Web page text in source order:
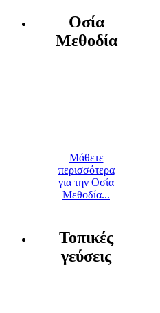
Οσία
Μεθοδία
Μάθετε
περισσότερα
για την Οσία
Μεθοδία...
Τοπικές
γεύσεις